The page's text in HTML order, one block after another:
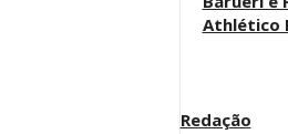
Athlético
Redação